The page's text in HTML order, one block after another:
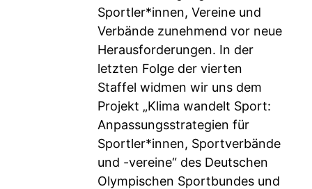
Sportler*innen, Vereine und
Verbände zunehmend vor neue
Herausforderungen. In der
letzten Folge der vierten
Staffel widmen wir uns dem
Projekt „Klima wandelt Sport:
Anpassungsstrategien für
Sportler*innen, Sportverbände
und -vereine“ des Deutschen
Olympischen Sportbundes und